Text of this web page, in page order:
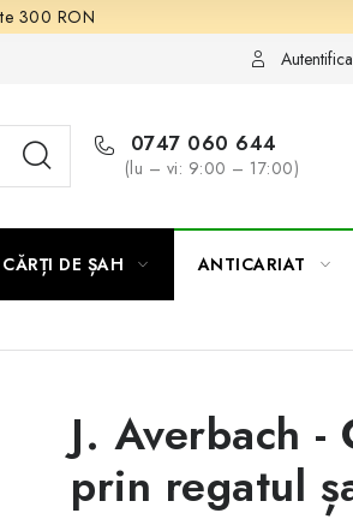
300 RON
0747 060 644
(lu – vi: 9:00 – 17:00)
CĂRȚI DE ȘAH ANTICARIAT
J. Averbach -
prin regatul